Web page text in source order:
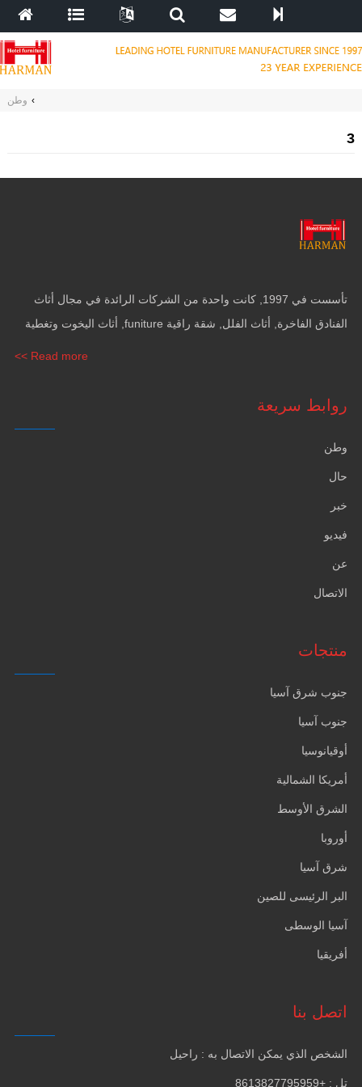
وطن ›
3
تأسست في 1997, كانت واحدة من الشركات الرائدة في مجال أثاث
الفنادق الفاخرة, أثاث الفلل, شقة راقية funiture, أثاث اليخوت وتغطية
Read more >>
روابط سريعة
وطن
حال
خبر
فيديو
عن
الاتصال
منتجات
جنوب شرق آسيا
جنوب آسيا
أوقيانوسيا
أمريكا الشمالية
الشرق الأوسط
أوروبا
شرق آسيا
البر الرئيسى للصين
آسيا الوسطى
أفريقيا
اتصل بنا
الشخص الذي يمكن الاتصال به : راحيل
تل : +8613827795959